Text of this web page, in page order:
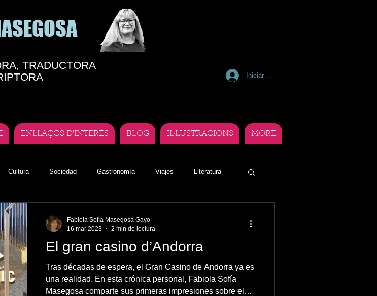
TRADUCTORA
Iniciar sesión
ENLLAÇOS D'INTERÈS BLOG IL·LUSTRACIONS MORE
Cultura Sociedad Gastronomía Viajes Literatura
El gran casino d’Andorra
Tras décadas de espera, el Gran Casino de Andorra ya es
una realidad. En esta crónica personal, Fabiola Sofía
Masegosa comparte sus primeras impresiones sobre el
Fabiola Sofía Masegosa Gayo
16 mar 2023
2 min de lectura